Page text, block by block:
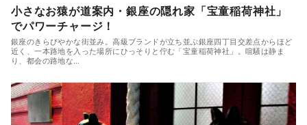
小さなお猿が道案内・銀座の隠れ家「宝童稲荷神社」
でパワーチャージ！
銀座のきらびやかな街並み。高級ブランドが立ち並ぶ銀座四丁目交差点からほど
近く、一本路地を入った場所にひっそりと佇む「宝童稲荷神社」。喧騒は静ま
り、都会の路地な…